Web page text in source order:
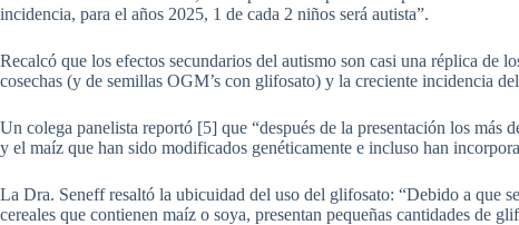
incidencia, para el años 2025, 1 de cada 2 niños será autista”.
Recalcó que los efectos secundarios del autismo son casi una réplica
cosechas (y de semillas OGM’s con glifosato) y la creciente incidencia
Un colega panelista reportó [5] que “después de la presentación los más
y el maíz que han sido modificados genéticamente e incluso han
La Dra. Seneff resaltó la ubicuidad del uso del glifosato: “Debido a que
cereales que contienen maíz o soya, presentan pequeñas cantidades de